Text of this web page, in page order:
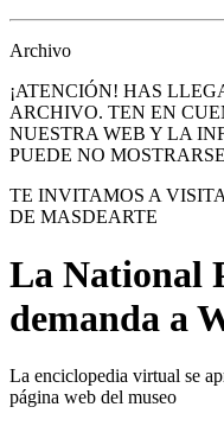
Archivo
¡ATENCIÓN! HAS
ARCHIVO. TEN EN
NUESTRA WEB Y LA
PUEDE NO
TE INVITAMOS A
DE MASDEARTE
La National
demanda a
La enciclopedia virtual se
página web del museo